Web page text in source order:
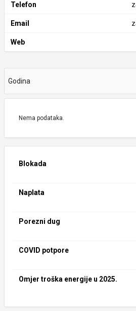
Telefon
Email
Web
Godina
Nema podataka.
Blokada
Naplata
Porezni dug
COVID potpore
Omjer troška energije u 2025.